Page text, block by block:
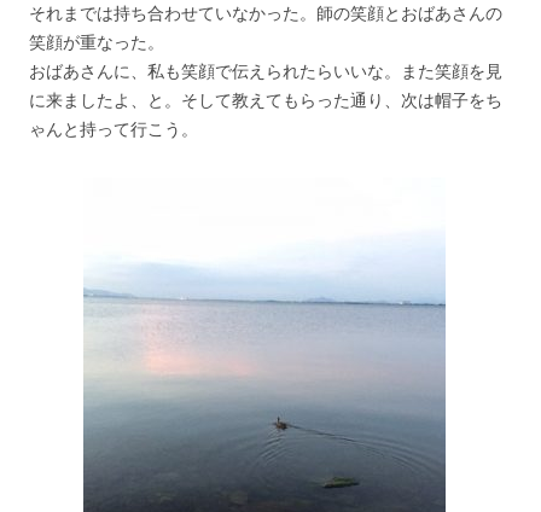
それまでは持ち合わせていなかった。師の笑顔とおばあさんの
笑顔が重なった。
おばあさんに、私も笑顔で伝えられたらいいな。また笑顔を見
に来ましたよ、と。そして教えてもらった通り、次は帽子をち
ゃんと持って行こう。